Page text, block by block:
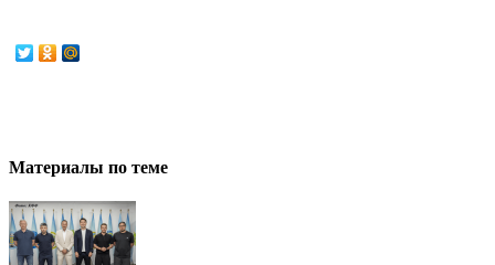
Материалы по теме